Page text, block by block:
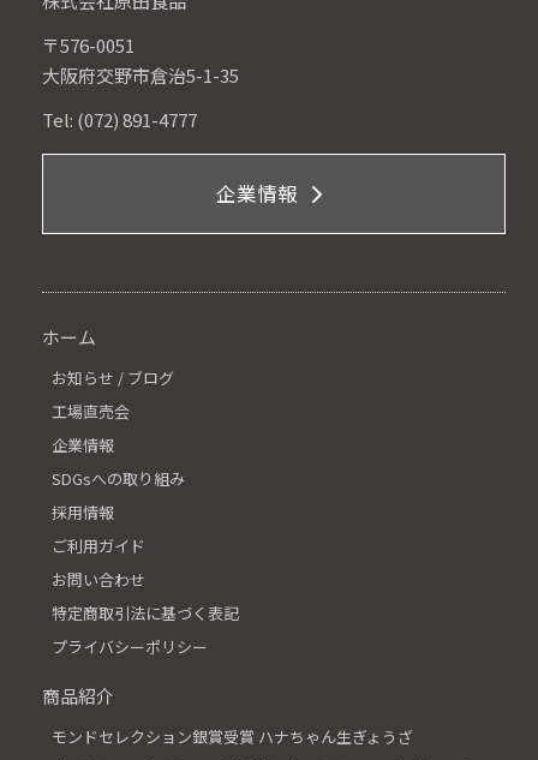
〒576-0051
大阪府交野市倉治5-1-35
Tel: (072) 891-4777
企業情報
ホーム
お知らせ / ブログ
工場直売会
企業情報
SDGsへの取り組み
採用情報
ご利用ガイド
お問い合わせ
特定商取引法に基づく表記
プライバシーポリシー
商品紹介
モンドセレクション銀賞受賞 ハナちゃん生ぎょうざ